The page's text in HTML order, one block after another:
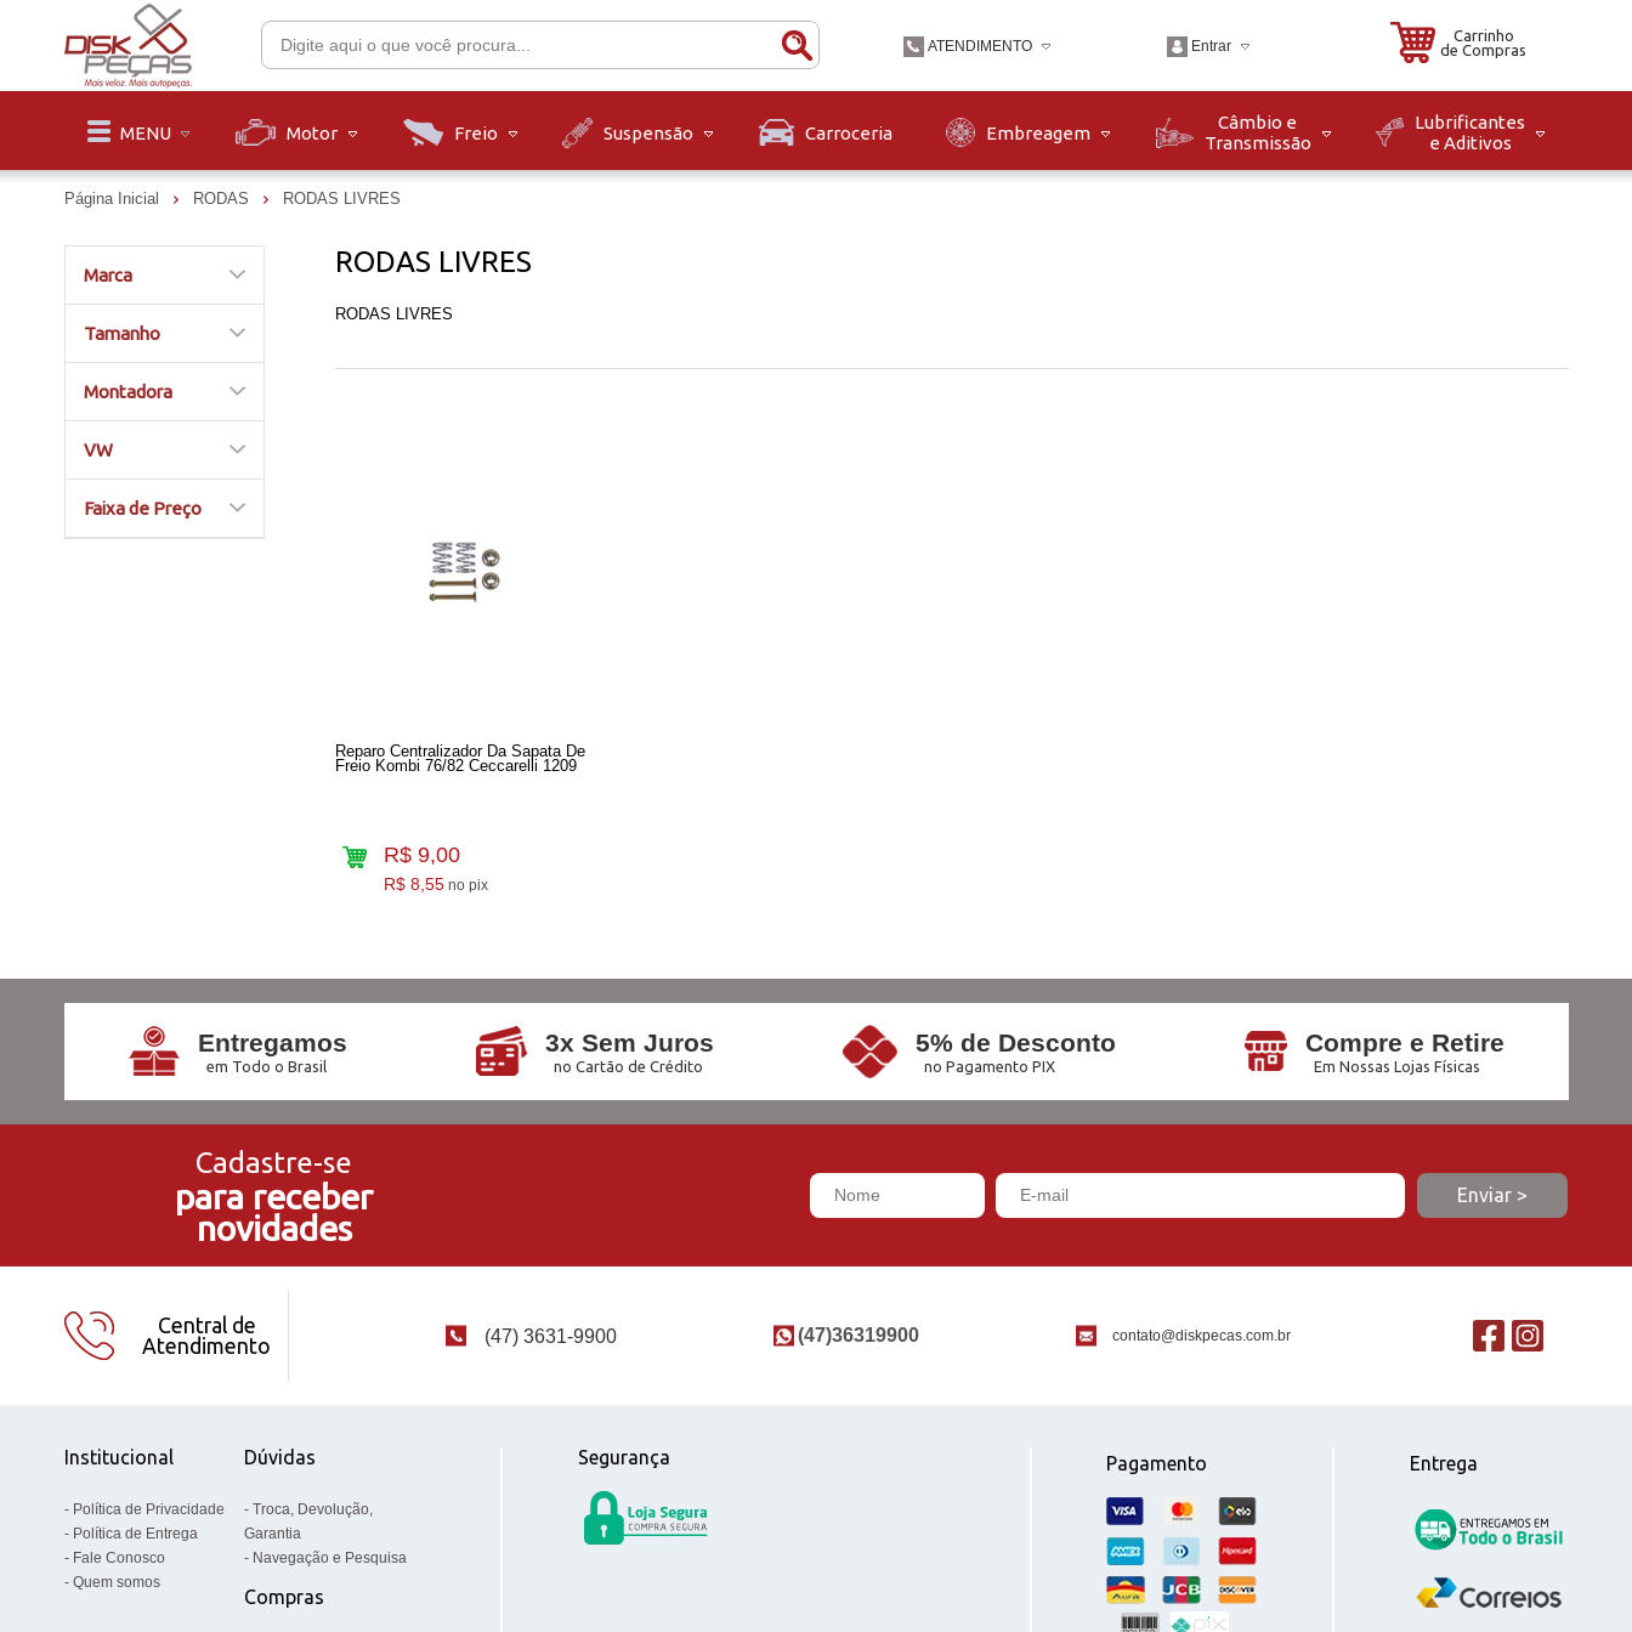
ATENDIMENTO
(47)36319900
Entrar
Carrinho
de Compras
MENU Motor Freio Suspensão Carroceria Embreagem
Câmbio e
Transmissão
Lubrificantes
e Aditivos
Página Inicial RODAS RODAS LIVRES
Marca
Tamanho
Montadora
VW
Faixa de Preço
RODAS LIVRES
RODAS LIVRES
Reparo Centralizador Da Sapata De
Freio Kombi 76/82 Ceccarelli 1209
R$ 9,00
R$ 8,55 no pix
Entregamos
em Todo o Brasil
3x Sem Juros
no Cartão de Crédito
5% de Desconto
no Pagamento PIX
Compre e Retire
Em Nossas Lojas Físicas
Cadastre-se
para receber
novidades
Central de
Atendimento
(47) 3631-9900 (47)36319900 contato@diskpecas.com.br
Institucional
Política de Privacidade
Política de Entrega
Fale Conosco
Quem somos
Dúvidas
Troca, Devolução,
Garantia
Navegação e Pesquisa
Compras
Segurança Pagamento Entrega